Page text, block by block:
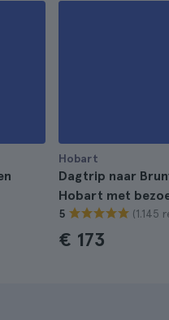
Hobart
Dagtrip naar
Hobart met
5 (1.145
€ 173